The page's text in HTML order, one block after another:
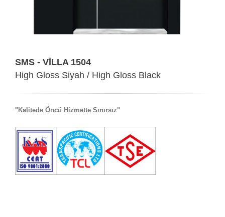
SMS - VİLLA 1504
High Gloss Siyah / High Gloss Black
"Kalitede Öncü Hizmette Sınırsız"